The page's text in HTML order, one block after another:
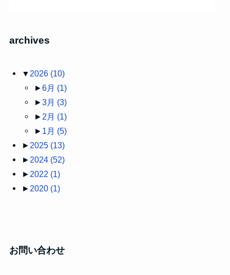
archives
▼ 2026 (10)
►6月 (1)
►3月 (3)
► 2月 (1)
► 1月 (5)
► 2025 (13)
► 2024 (52)
► 2022 (1)
► 2020 (1)
お問い合わせ